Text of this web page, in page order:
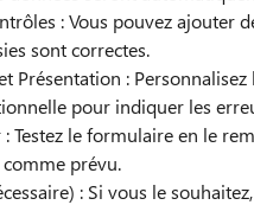
: Vous pouvez ajouter
sont correctes.
Présentation :
pour indiquer les
: Testez le formulaire en le
prévu.
: Si vous le